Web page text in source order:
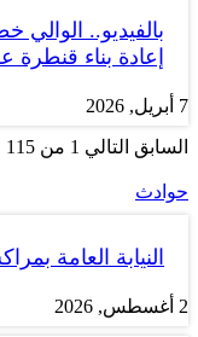
بالفيديو..
إعادة بناء
7 أبريل, 2026
السابق التالي 1 من 115
حوادث
النيابة العامة
2 أغسطس, 2026